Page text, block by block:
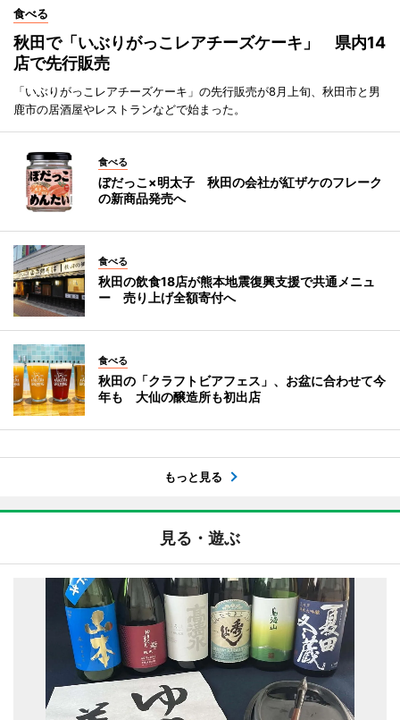
食べる
秋田で「いぶりがっこレアチーズケーキ」 県内14
店で先行販売
「いぶりがっこレアチーズケーキ」の先行販売が8月上旬、秋田市と男
鹿市の居酒屋やレストランなどで始まった。
食べる
ぼだっこ×明太子 秋田の会社が紅ザケのフレーク
の新商品発売へ
食べる
秋田の飲食18店が熊本地震復興支援で共通メニュ
ー 売り上げ全額寄付へ
食べる
秋田の「クラフトビアフェス」、お盆に合わせて今
年も 大仙の醸造所も初出店
もっと見る
見る・遊ぶ